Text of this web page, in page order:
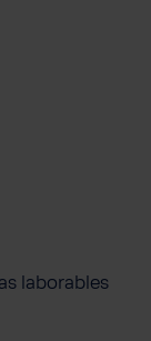
laborables